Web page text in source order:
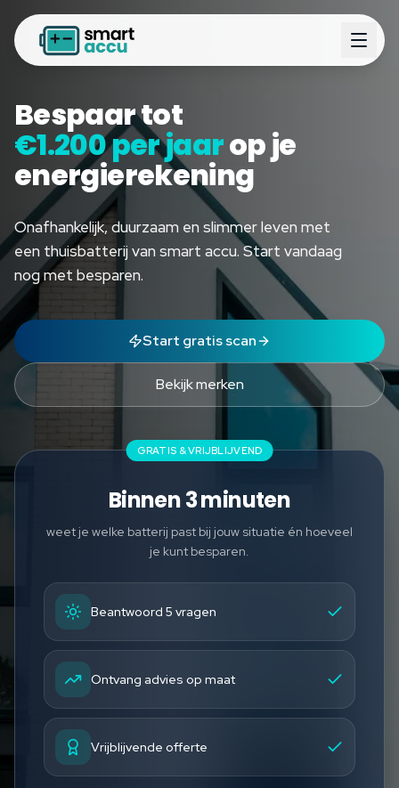
Bespaar tot
€1.200 per jaarop je
energierekening
Onafhankelijk, duurzaam en slimmer leven met
een thuisbatterij van smart accu. Start vandaag
nog met besparen.
Start gratis scan
Bekijk merken
GRATIS & VRIJBLIJVEND
Binnen 3 minuten
weet je welke batterij past bij jouw situatie én hoeveel
je kunt besparen.
Beantwoord 5 vragen
Ontvang advies op maat
Vrijblijvende offerte